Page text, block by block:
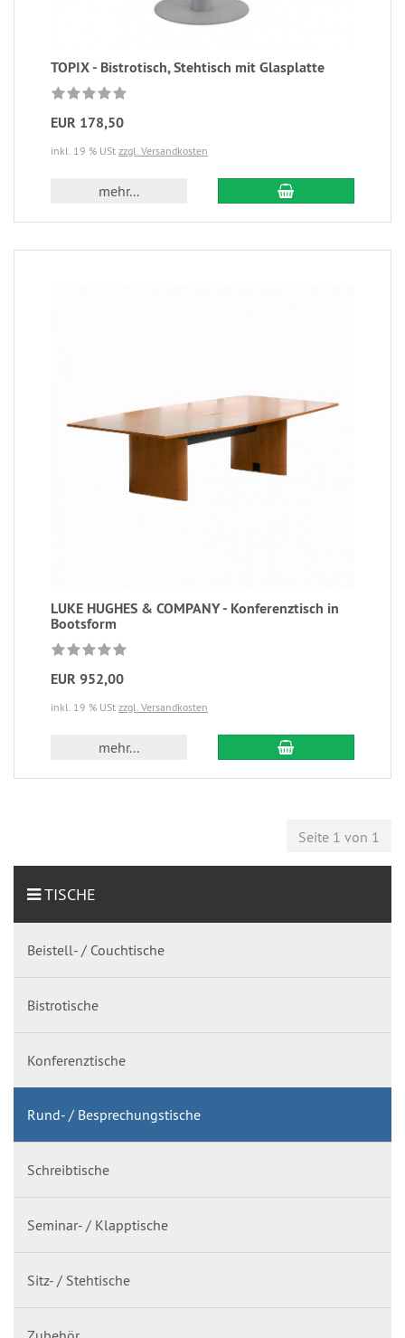
TOPIX - Bistrotisch, Stehtisch mit Glasplatte
EUR 178,50
inkl. 19 % USt zzgl. Versandkosten
mehr...
LUKE HUGHES & COMPANY - Konferenztisch in
Bootsform
EUR 952,00
inkl. 19 % USt zzgl. Versandkosten
mehr...
Seite 1 von 1
TISCHE
Beistell- / Couchtische
Bistrotische
Konferenztische
Rund- / Besprechungstische
Schreibtische
Seminar- / Klapptische
Sitz- / Stehtische